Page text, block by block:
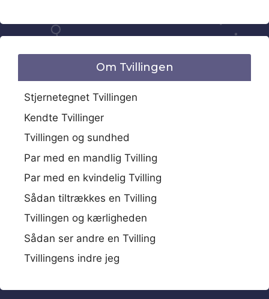
Om Tvillingen
Stjernetegnet Tvillingen
Kendte Tvillinger
Tvillingen og sundhed
Par med en mandlig Tvilling
Par med en kvindelig Tvilling
Sådan tiltrækkes en Tvilling
Tvillingen og kærligheden
Sådan ser andre en Tvilling
Tvillingens indre jeg